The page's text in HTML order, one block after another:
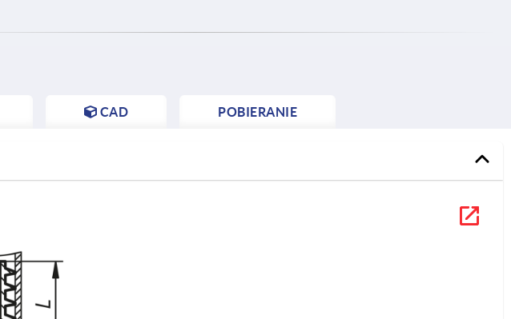
CAD POBIERANIE